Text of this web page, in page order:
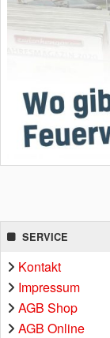
SERVICE
Kontakt
Impressum
AGB Shop
AGB Online